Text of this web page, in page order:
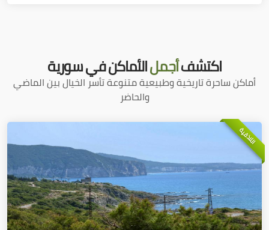
اكتشفأجملالأماكن في سورية
أماكن ساحرة تاريخية وطبيعية متنوعة تأسر الخيال بين الماضي
والحاضر
اللاذقية